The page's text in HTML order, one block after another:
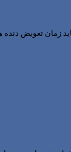
زمان تعویض